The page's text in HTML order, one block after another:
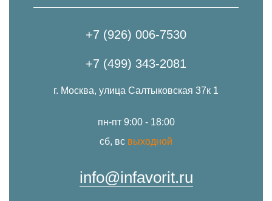
+7 (926) 006-7530
+7 (499) 343-2081
г. Москва, улица Салтыковская 37к 1
пн-пт 9:00 - 18:00
сб, вс выходной
info@infavorit.ru